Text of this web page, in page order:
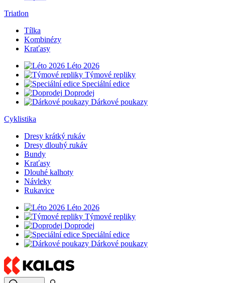
Triatlon
Tílka
Kombinézy
Kraťasy
Léto 2026
Týmové repliky
Speciální edice
Doprodej
Dárkové poukazy
Cyklistika
Dresy krátký rukáv
Dresy dlouhý rukáv
Bundy
Kraťasy
Dlouhé kalhoty
Návleky
Rukavice
Léto 2026
Týmové repliky
Doprodej
Speciální edice
Dárkové poukazy